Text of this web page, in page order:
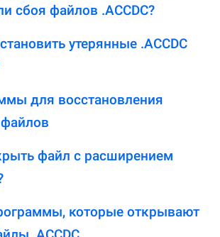
сбоя файлов .ACCDC?
утерянные .ACCDC
для восстановления
файлов
файл с расширением
которые открывают